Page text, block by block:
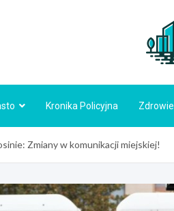
Kronika Policyjna Zdrowie
Zmiany w komunikacji miejskiej!